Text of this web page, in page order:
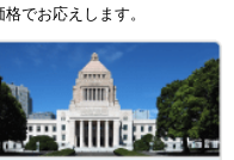
でお応えします。